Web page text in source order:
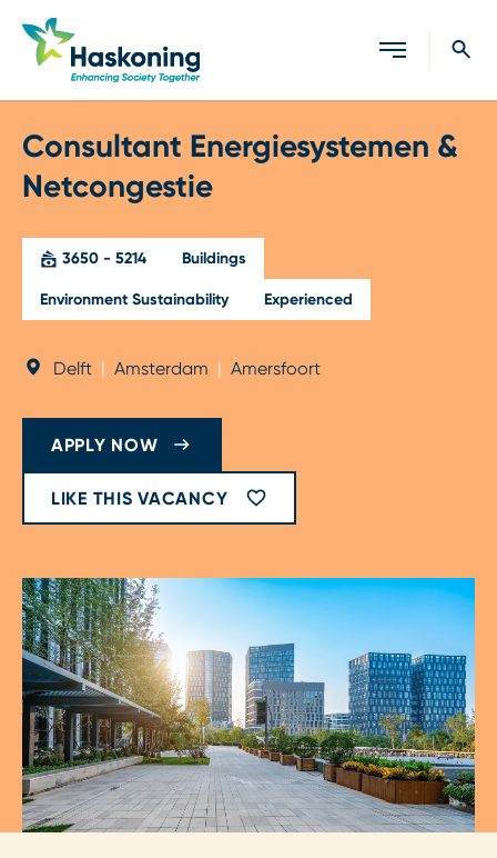
Close search
Consultant Energiesystemen &
Netcongestie
3650 - 5214 Buildings
Environment Sustainability Experienced
Delft | Amsterdam | Amersfoort
APPLY NOW
LIKE THIS VACANCY